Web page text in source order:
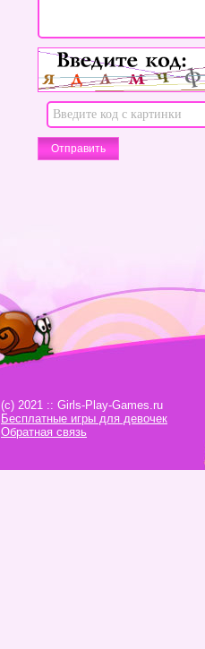
(c) 2021 :: Girls-Play-Games.ru
Бесплатные игры для девочек
Обратная связь